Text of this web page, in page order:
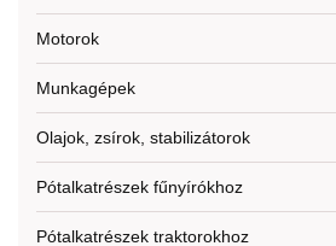
Motorok
Munkagépek
Olajok, zsírok, stabilizátorok
Pótalkatrészek fűnyírókhoz
Pótalkatrészek traktorokhoz